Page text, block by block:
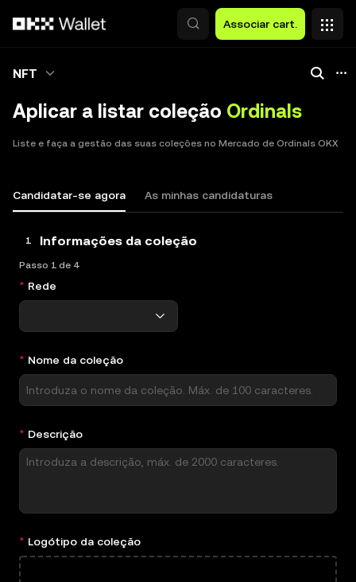
Associar cart.
NFT
Aplicar a listar coleção Ordinals
Liste e faça a gestão das suas coleções no Mercado de Ordinals OKX
Candidatar-se agora As minhas candidaturas
1 Informações da coleção
Passo 1 de 4
Rede
Nome da coleção
Descrição
Logótipo da coleção